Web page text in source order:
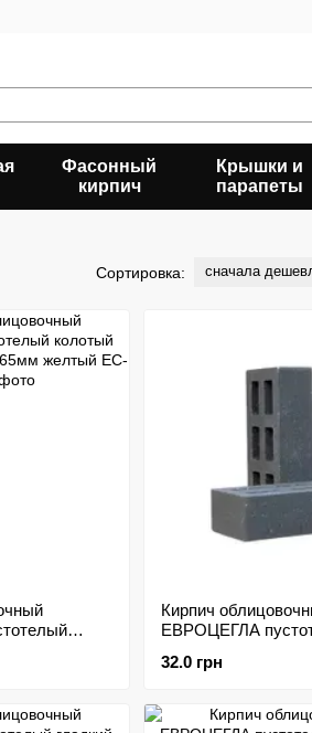
Фасонный
кирпич
Крышки и
парапеты
Сортировка: сначала
Кирпич
ЕВРОЦЕГЛА
32.0 грн